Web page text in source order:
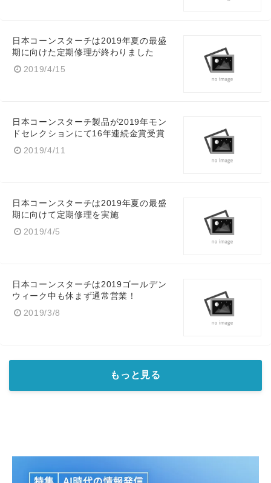
日本コーンスターチは2019年夏の最盛
期に向けた定期修理が終わりました
2019/4/15
日本コーンスターチ製品が2019年モン
ドセレクションにて16年連続金賞受賞
2019/4/11
日本コーンスターチは2019年夏の最盛
期に向けて定期修理を実施
2019/4/5
日本コーンスターチは2019ゴールデン
ウィーク中も休まず通常営業！
2019/3/8
もっと見る